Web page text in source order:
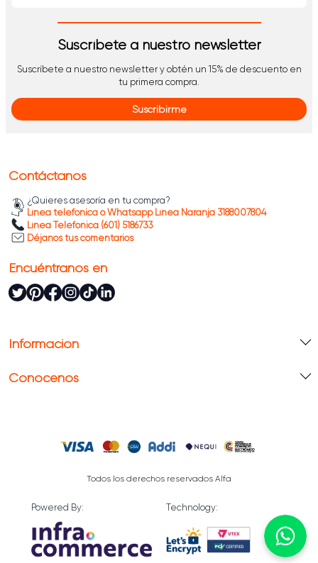
Suscríbete a nuestro newsletter
Suscríbete a nuestro newsletter y obtén un 15% de descuento en
tu primera compra.
Suscribirme
Información
Conócenos
Contáctanos
¿Quieres asesoría en tu compra?
Línea telefónica o Whatsapp Línea Naranja 3188007804
Línea Telefónica (601) 5186733
Déjanos tus comentarios
Encuéntranos en
Todos los derechos reservados Alfa
Powered By: Technology: